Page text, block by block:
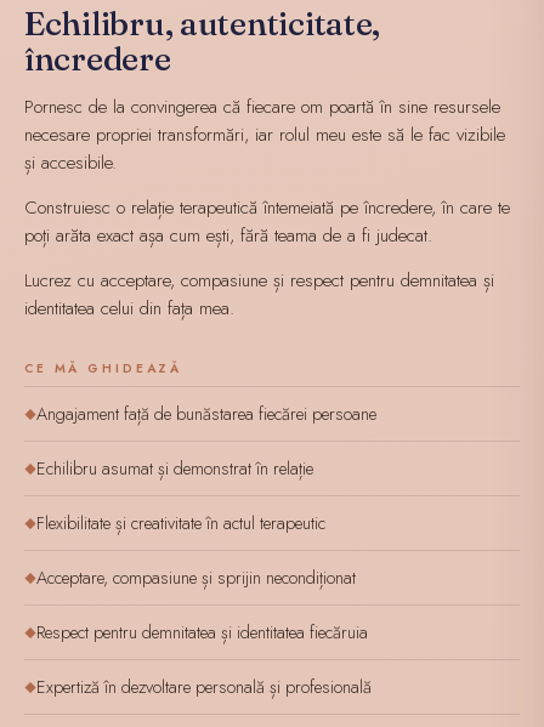
Echilibru, autenticitate,
încredere
Pornesc de la convingerea că fiecare om poartă în sine resursele
necesare propriei transformări, iar rolul meu este să le fac vizibile
și accesibile.
Construiesc o relație terapeutică întemeiată pe încredere, în care te
poți arăta exact așa cum ești, fără teama de a fi judecat.
Lucrez cu acceptare, compasiune și respect pentru demnitatea și
identitatea celui din fața mea.
CE MĂ GHIDEAZĂ
◆Angajament față de bunăstarea fiecărei persoane
◆Echilibru asumat și demonstrat în relație
◆Flexibilitate și creativitate în actul terapeutic
◆Acceptare, compasiune și sprijin necondiționat
◆Respect pentru demnitatea și identitatea fiecăruia
◆Expertiză în dezvoltare personală și profesională